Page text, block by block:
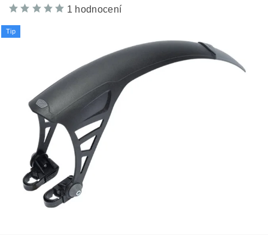
1 hodnocení
Tip